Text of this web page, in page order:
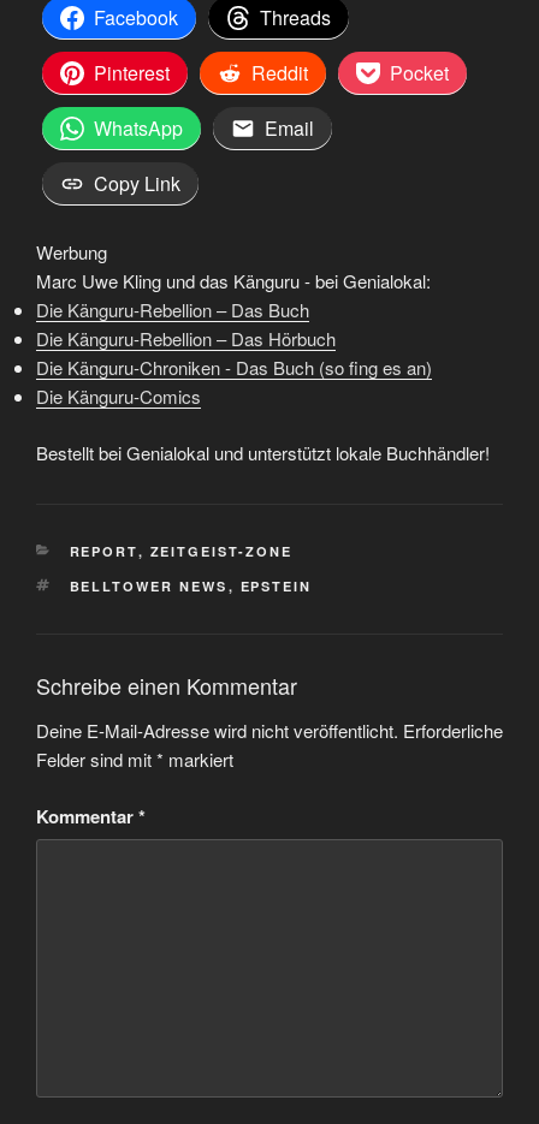
Facebook
Threads
Pinterest
Reddit
Pocket
WhatsApp
Email
Copy Link
Werbung
Marc Uwe Kling und das Känguru - bei Genialokal:
Die Känguru-Rebellion – Das Buch
Die Känguru-Rebellion – Das Hörbuch
Die Känguru-Chroniken - Das Buch (so fing es an)
Die Känguru-Comics
Bestellt bei Genialokal und unterstützt lokale Buchhändler!
KATEGORIEN
REPORT, ZEITGEIST-ZONE
SCHLAGWÖRTER
BELLTOWER NEWS , EPSTEIN
Schreibe einen Kommentar
Deine E-Mail-Adresse wird nicht veröffentlicht. Erforderliche
Felder sind mit* markiert
Kommentar*